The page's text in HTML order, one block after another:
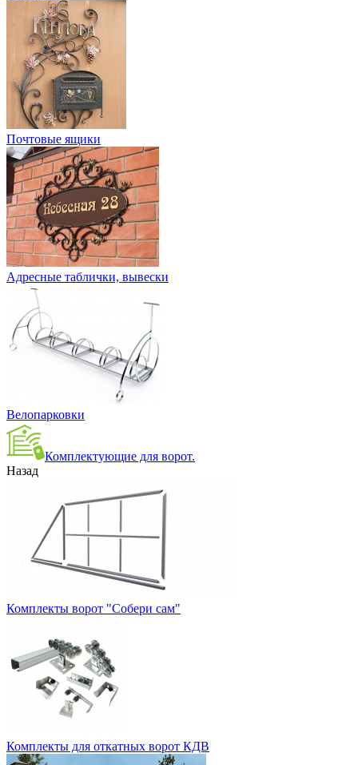
Почтовые ящики
Адресные таблички, вывески
Велопарковки
Комплектующие для ворот.
Назад
Комплекты ворот "Собери сам"
Комплекты для откатных ворот КДВ